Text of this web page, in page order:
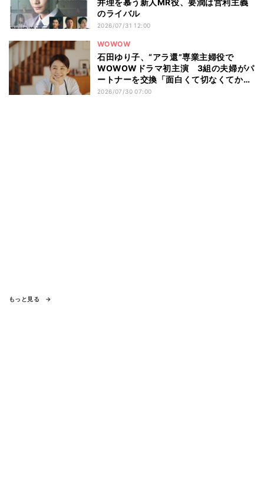
井理を慕う新人MR役、要潤は営利主義
のライバル
2026/07/31 12:00
WOWOW
石田ゆり子、“アラ還”専業主婦役で
WOWOWドラマ初主演 3組の夫婦がパ
ートナーを交換「面白くて切なくてかわ
いいお話」
2026/07/30 07:00
もっと見る